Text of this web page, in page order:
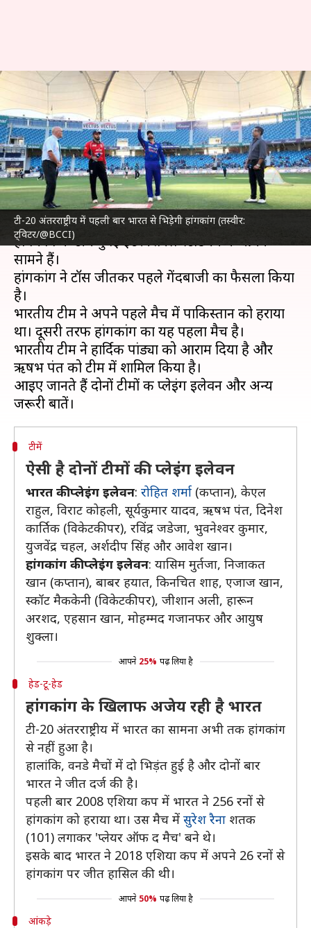
टी-20 अंतरराष्ट्रीय में पहली बार भारत से भिड़ेगी हांगकांग (तस्वीर:
ट्विटर/@BCCI)
भारत बनाम हांगकांग: टॉस जीतकर
हांगकांग की पहले गेंदबाजी, ऋषभ
पंत की हुई वापसी
लेखन अंकित पसबोला Aug 31, 2022 07:07 pm
क्या है खबर?
एशिया कप 2022के चौथे मैच के लिए भारत और
हांगकांग की टीमें दुबई इंटरनेशनल स्टेडियम में आमने-
सामने हैं।
हांगकांग ने टॉस जीतकर पहले गेंदबाजी का फैसला किया
है।
भारतीय टीम ने अपने पहले मैच में पाकिस्तान को हराया
था। दूसरी तरफ हांगकांग का यह पहला मैच है।
भारतीय टीम ने हार्दिक पांड्या को आराम दिया है और
ऋषभ पंत को टीम में शामिल किया है।
आइए जानते हैं दोनों टीमों की प्लेइंग इलेवन और अन्य
टीमें
ऐसी है दोनों टीमों की प्लेइंग इलेवन
भारत की प्लेइंग इलेवन: रोहित शर्मा (कप्तान), केएल
राहुल, विराट कोहली, सूर्यकुमार यादव, ऋषभ पंत, दिनेश
कार्तिक (विकेटकीपर), रविंद्र जडेजा, भुवनेश्वर कुमार,
युजवेंद्र चहल, अर्शदीप सिंह और आवेश खान।
हांगकांग की प्लेइंग इलेवन: यासिम मुर्तजा, निजाकत
खान (कप्तान), बाबर हयात, किनचित शाह, एजाज खान,
स्कॉट मैककेनी (विकेटकीपर), जीशान अली, हारून
अरशद, एहसान खान, मोहम्मद गजानफर और आयुष
शुक्ला।
आपने 25% पढ़ लिया है
हेड-टू-हेड
हांगकांग के खिलाफ अजेय रही है भारत
टी-20 अंतरराष्ट्रीय में भारत का सामना अभी तक हांगकांग
से नहीं हुआ है।
हालांकि, वनडे मैचों में दो भिड़ंत हुई है और दोनों बार
भारत ने जीत दर्ज की है।
पहली बार 2008 एशिया कप में भारत ने 256 रनों से
हांगकांग को हराया था। उस मैच में सुरेश रैना शतक
(101) लगाकर 'प्लेयर ऑफ द मैच' बने थे।
इसके बाद भारत ने 2018 एशिया कप में अपने 26 रनों से
हांगकांग पर जीत हासिल की थी।
आपने 50% पढ़ लिया है
आंकड़े